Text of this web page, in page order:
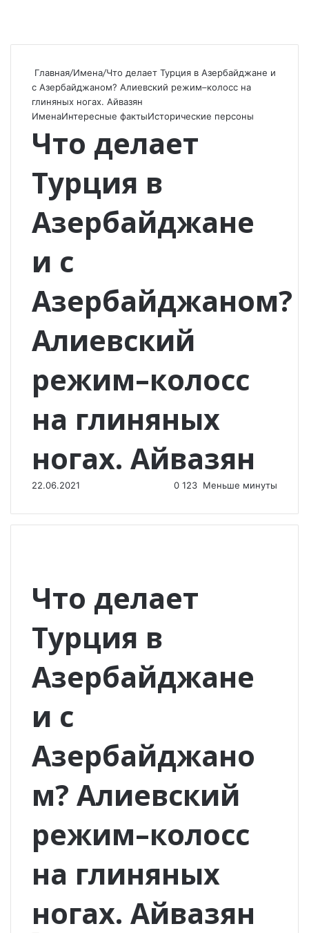
Главная/Имена/Что делает Турция в Азербайджане и
с Азербайджаном? Алиевский режим–колосс на
глиняных ногах. Айвазян
ИменаИнтересные фактыИсторические персоны
Что делает
Турция в
Азербайджане
и с
Азербайджаном?
Алиевский
режим–колосс
на глиняных
ногах. Айвазян
22.06.2021 0 123 Меньше минуты
Что делает
Турция в
Азербайджане
и с
Азербайджано
м? Алиевский
режим–колосс
на глиняных
ногах. Айвазян